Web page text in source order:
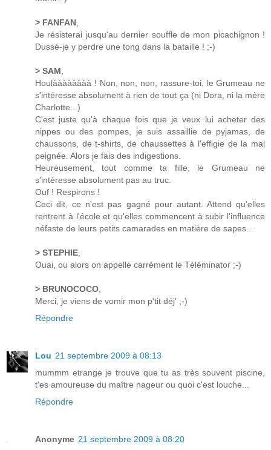
> FANFAN
Je résisterai jusqu'au dernier souffle de mon picachignon !
Dussé-je y perdre une tong dans la bataille ! ;-)
> SAM
Houlàààààààà ! Non, non, non, rassure-toi, le Grumeau ne
s'intéresse absolument à rien de tout ça (ni Dora, ni la mère
Charlotte...)
C'est juste qu'à chaque fois que je veux lui acheter des
nippes ou des pompes, je suis assaillie de pyjamas, de
chaussons, de t-shirts, de chaussettes à l'effigie de la mal
peignée. Alors je fais des indigestions.
Heureusement, tout comme ta fille, le Grumeau ne
s'intéresse absolument pas au truc.
Ouf ! Respirons !
Ceci dit, ce n'est pas gagné pour autant. Attend qu'elles
rentrent à l'école et qu'elles commencent à subir l'influence
néfaste de leurs petits camarades en matière de sapes...
> STEPHIE
Ouai, ou alors on appelle carrément le Téléminator ;-)
> BRUNOCOCO
Merci, je viens de vomir mon p'tit déj' ;-)
Répondre
Lou 21 septembre 2009 à 08:13
mummm etrange je trouve que tu as très souvent piscine,
t'es amoureuse du maître nageur ou quoi c'est louche...
Répondre
Anonyme 21 septembre 2009 à 08:20